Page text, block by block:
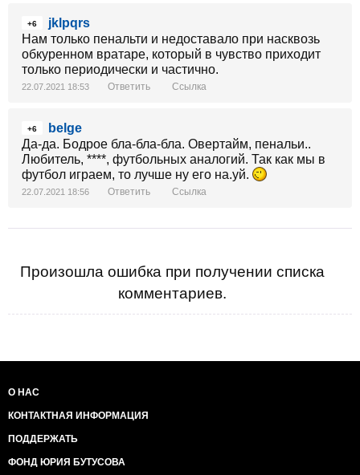
+6
jklpqrs
Нам только пенальти и недоставало при насквозь
обкуренном вратаре, который в чувство приходит
только периодически и частично.
22.07.2021 18:53 Ответить Ссылка
+6
belge
Да-да. Бодрое бла-бла-бла. Овертайм, пенальи..
Любитель, ****, футбольных аналогий. Так как мы в
футбол играем, то лучше ну его на.уй.
22.07.2021 18:56 Ответить Ссылка
Произошла ошибка при получении списка
комментариев.
О НАС
КОНТАКТНАЯ ИНФОРМАЦИЯ
ПОДДЕРЖАТЬ
ФОНД ЮРИЯ БУТУСОВА